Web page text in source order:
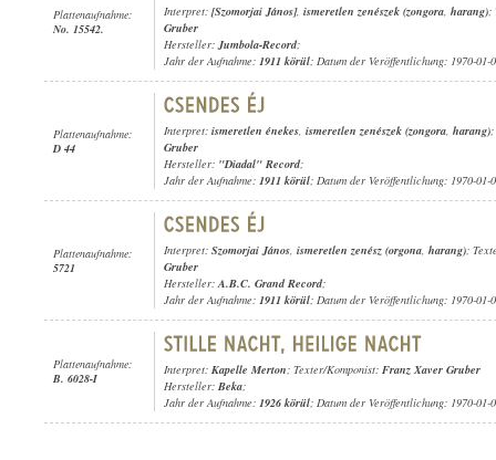
Plattenaufnahme:
No. 15542.
Interpret: [Szomorjai János], ismeretlen zenészek (zongora, harang);
Gruber
Hersteller:Jumbola-Record;
Jahr der Aufnahme: 1911 körül; Datum der Veröffentlichung: 1970-01-
Plattenaufnahme:
D 44
Interpret: ismeretlen énekes, ismeretlen zenészek (zongora, harang);
Gruber
Hersteller: "Diadal" Record;
Jahr der Aufnahme: 1911 körül; Datum der Veröffentlichung: 1970-01-
Plattenaufnahme:
5721
Interpret: Szomorjai János, ismeretlen zenész (orgona, harang);
Gruber
Hersteller:A.B.C. Grand Record;
Jahr der Aufnahme: 1911 körül; Datum der Veröffentlichung: 1970-01-
Plattenaufnahme:
B. 6028-I
Interpret: Kapelle Merton; Texter/Komponist: Franz Xaver Gruber
Hersteller: Beka;
Jahr der Aufnahme: 1926 körül; Datum der Veröffentlichung: 1970-01-